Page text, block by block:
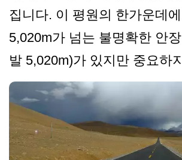
집니다. 이 평원의 한가운데
5,020m가 넘는 불명확한 안
발 5,020m)가 있지만 중요하